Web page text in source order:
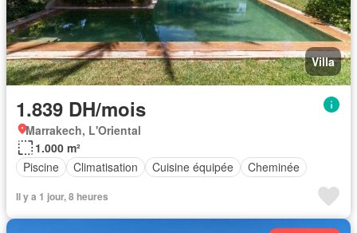
Villa
1.839 DH/mois
Marrakech, L'Oriental
1.000 m²
Piscine
Climatisation Cuisine équipée Cheminée
Il y a 1 jour, 8 heures